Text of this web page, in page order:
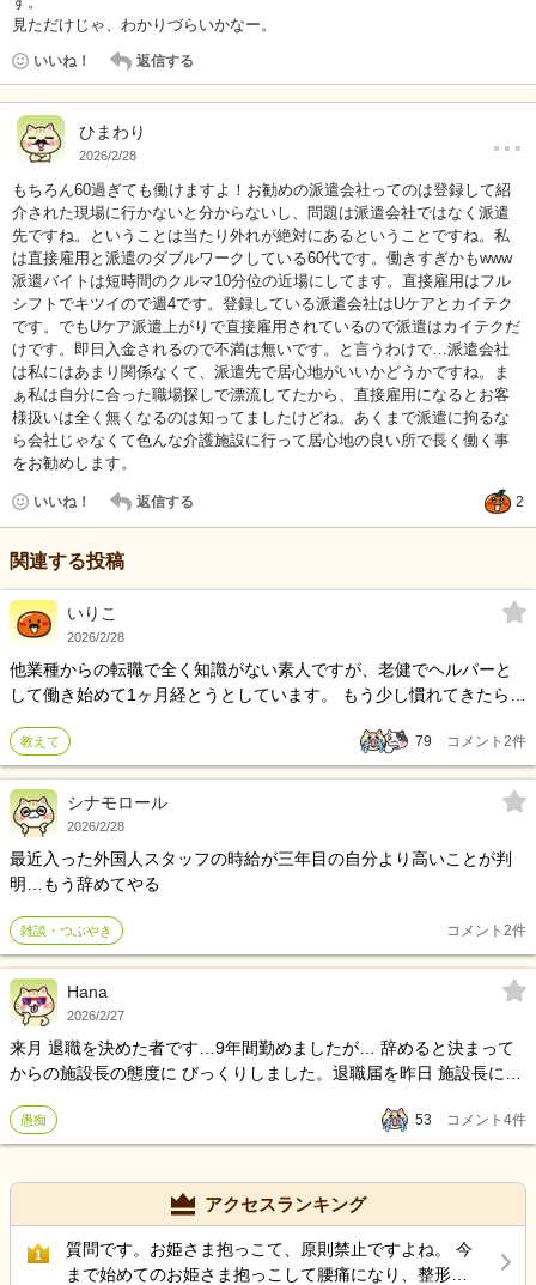
見ただけじゃ、わかりづらいかなー。
いいね！ 返信する
ひまわり
2026/2/28 …
もちろん60過ぎても働けますよ！お勧めの派遣会社ってのは登録して紹
介された現場に行かないと分からないし、問題は派遣会社ではなく派遣
先ですね。ということは当たり外れが絶対にあるということですね。私
は直接雇用と派遣のダブルワークしている60代です。働きすぎかもwww
派遣バイトは短時間のクルマ10分位の近場にしてます。直接雇用はフル
シフトでキツイので週4です。登録している派遣会社はUケアとカイテク
です。でもUケア派遣上がりで直接雇用されているので派遣はカイテクだ
けです。即日入金されるので不満は無いです。と言うわけで…派遣会社
は私にはあまり関係なくて、派遣先で居心地がいいかどうかですね。ま
ぁ私は自分に合った職場探しで漂流してたから、直接雇用になるとお客
様扱いは全く無くなるのは知ってましたけどね。あくまで派遣に拘るな
ら会社じゃなくて色んな介護施設に行って居心地の良い所で長く働く事
をお勧めします。
いいね！ 返信する 2
関連する投稿
いりこ
2026/2/28
他業種からの転職で全く知識がない素人ですが、老健でヘルパーと
して働き始めて1ヶ月経とうとしています。 もう少し慣れてきたら資
ていると様々な面で疑問に思うのですが、曖昧な答えしか返ってき
ません。 その中の一つに、 湿布代や痛み止めの請求に関して疑問が
あります。 転倒や不調で痛みを利用者に相談された場合、 看護師が
利用者家族に連絡して買って持ってこさせます。 法的にどうなので
ています。 私も以前家族が別の老健でお世話になった時は施設負担
だったので疑問に思いました。 疑問に思ったので世間話の中で看護
師に聞いてみると、逆ギレされてしまい答えが得られませんでし
た。 しかも、別の利用者家族が持ってきたものを利用者に使ったり
もしています。 本当に法的にも問題のない行為なのでしょうか？ ご
教授よろしくお願いいたします。
教えて 79 コメント 2件
シナモロール
2026/2/28
最近入った外国人スタッフの時給が三年目の自分より高いことが判
明…もう辞めてやる
雑談・つぶやき コメント 2件
Hana
2026/2/27
来月 退職を決めた者です…9年間勤めましたが… 辞めると決まって
からの施設長の態度に びっくりしました。退職届を昨日 施設長に持
して、退職は決まってるんだから 届け来週に出してくれればいいわ
よ！」と一言… 散々、無茶苦茶な仕事を押し付け 職員を追い込んだ
なく。 だから 次から次に職員が辞めていくんですよ。 皆さんの施設
の施設長さんは 相談したりできますか？
愚痴 53 コメント 4件
アクセスランキング
1
質問です。お姫さま抱っこて、原則禁止ですよね。 今
まで始めてのお姫さま抱っこして腰痛になり、整形受